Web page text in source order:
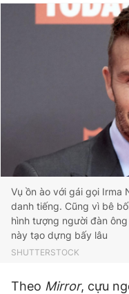
Vụ ồn ào với gái gọi Irma
danh tiếng. Cũng vì bê
hình tượng người đàn
này tạo dựng bấy lâu
SHUTTERSTOCK
Theo Mirror, cựu